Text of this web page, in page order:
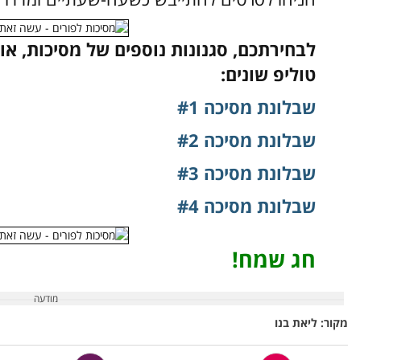
לבחירתכם, סגנונות נוספים של מסיכות,
טוליפ שונים:
שבלונת מסיכה #1
שבלונת מסיכה #2
שבלונת מסיכה #3
שבלונת מסיכה #4
חג שמח!
מקור: ליאת בנו